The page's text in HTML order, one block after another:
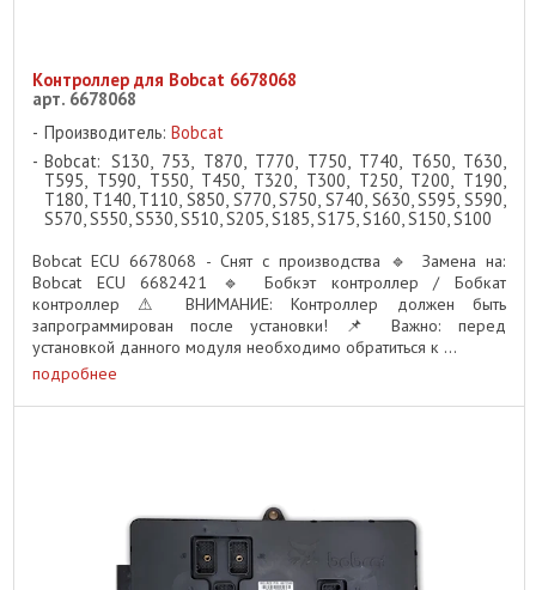
Контроллер для Bobcat 6678068
арт. 6678068
Производитель: Bobcat
Bobcat: S130, 753, T870, T770, T750, T740, T650, T630,
T595, T590, T550, T450, T320, T300, T250, T200, T190,
T180, T140, T110, S850, S770, S750, S740, S630, S595, S590,
S570, S550, S530, S510, S205, S185, S175, S160, S150, S100
Bobcat ECU 6678068 - Снят с производства 🔹 Замена на:
Bobcat ECU 6682421 🔹 Бобкэт контроллер / Бобкат
контроллер ⚠ ВНИМАНИЕ: Контроллер должен быть
запрограммирован после установки! 📌 Важно: перед
установкой данного модуля необходимо обратиться к ...
подробнее